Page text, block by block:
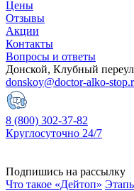
Цены
Отзывы
Акции
Контакты
Вопросы и ответы
Донской, Клубный
donskoy@doctor-alko-
8 (800) 302-37-82
Круглосуточно 24/7
Подпишись на рассылку
Что такое «Дейтоп»